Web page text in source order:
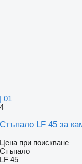
| 01
4
Стъпало LF 45 за
Цена при поискване
Стъпало
LF 45